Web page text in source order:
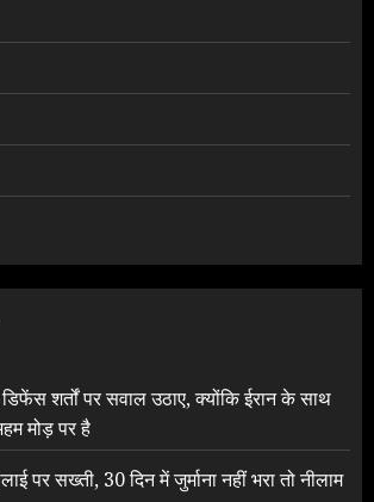
शर्तों पर सवाल उठाए, क्योंकि ईरान के साथ
मोड़ पर है
पर सख्ती, 30 दिन में जुर्माना नहीं भरा तो नीलाम